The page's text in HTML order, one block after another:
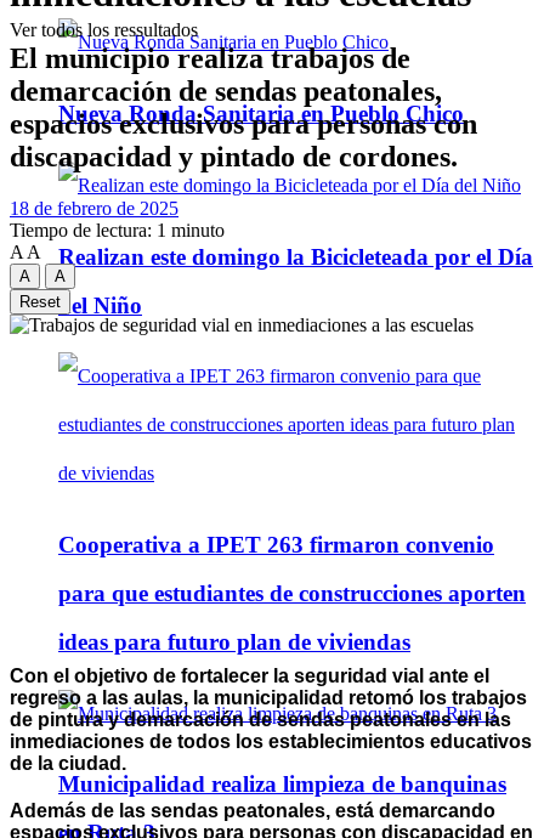
Nueva Ronda Sanitaria en Pueblo Chico
Realizan este domingo la Bicicleteada por el Día
del Niño
Cooperativa a IPET 263 firmaron convenio
para que estudiantes de construcciones aporten
ideas para futuro plan de viviendas
Municipalidad realiza limpieza de banquinas
Ver todos los ressultados
El municipio realiza trabajos de
demarcación de sendas peatonales,
espacios exclusivos para personas con
discapacidad y pintado de cordones.
18 de febrero de 2025
Tiempo de lectura: 1 minuto
A A
A
A
Reset
Con el objetivo de fortalecer la seguridad vial ante el
regreso a las aulas, la municipalidad retomó los trabajos
de pintura y demarcación de sendas peatonales en las
inmediaciones de todos los establecimientos educativos
de la ciudad.
Además de las sendas peatonales, está demarcando
espacios exclusivos para personas con discapacidad en